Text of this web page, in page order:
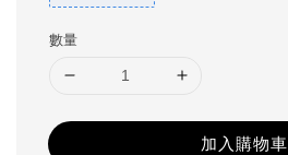
數量
加入購物車